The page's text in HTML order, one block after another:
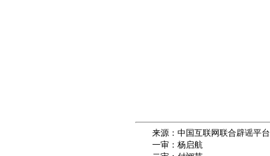
来源：中国互联网联合辟谣平台
一审：杨启航